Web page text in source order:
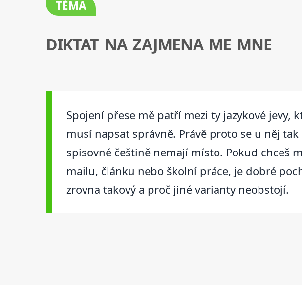
TÉMA
DIKTAT NA ZAJMENA ME MNE
Spojení přese mě patří mezi ty jazykové jevy,
musí napsat správně. Právě proto se u něj
spisovné češtině nemají místo. Pokud chceš
mailu, článku nebo školní práce, je dobré
zrovna takový a proč jiné varianty neobstojí.